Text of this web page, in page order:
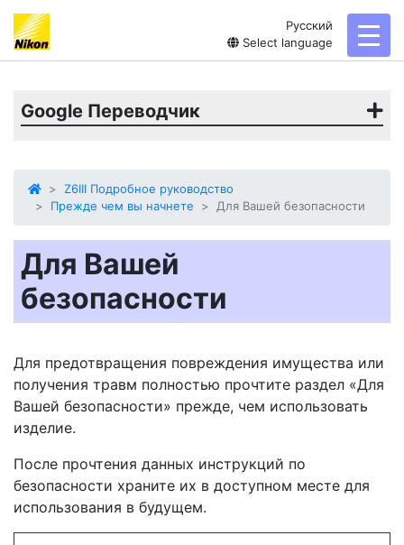
Русский
Select language
Google Переводчик
Z6III Подробное руководство
Прежде чем вы начнете
Для Вашей безопасности
Для Вашей
безопасности
Для предотвращения повреждения имущества или
получения травм полностью прочтите раздел «Для
Вашей безопасности» прежде, чем использовать
изделие.
После прочтения данных инструкций по
безопасности храните их в доступном месте для
использования в будущем.